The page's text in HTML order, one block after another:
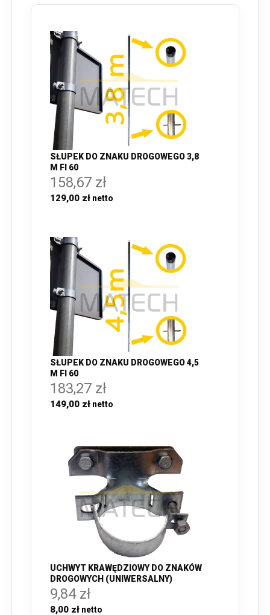
SŁUPEK DO ZNAKU DROGOWEGO 3,8
M FI 60
158,67 zł
129,00 zł
SŁUPEK DO ZNAKU DROGOWEGO 4,5
M FI 60
183,27 zł
149,00 zł
UCHWYT KRAWĘDZIOWY DO ZNAKÓW
DROGOWYCH (UNIWERSALNY)
9,84 zł
8,00 zł